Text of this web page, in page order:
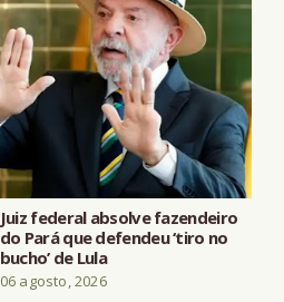
Juiz federal absolve fazendeiro
do Pará que defendeu ‘tiro no
bucho’ de Lula
06 agosto, 2026